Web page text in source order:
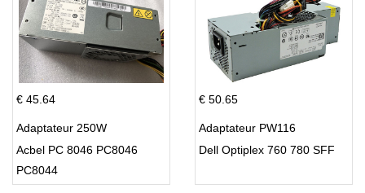
€ 45.64
Adaptateur 250W
Acbel PC 8046 PC8046
PC8044
€ 50.65
Adaptateur PW116
Dell Optiplex 760 780 SFF